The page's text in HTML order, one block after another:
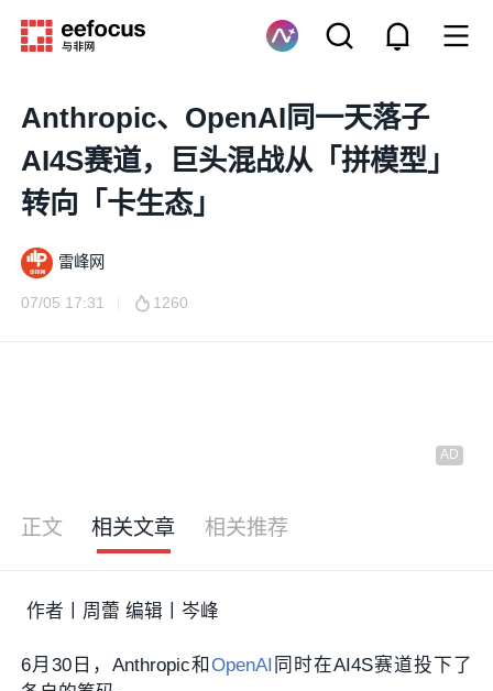
Anthropic、OpenAI同一天落子
AI4S赛道，巨头混战从「拼模型」
转向「卡生态」
雷峰网
07/05 17:31 1260
正文 相关文章 相关推荐
作者丨周蕾 编辑丨岑峰
6月30日，Anthropic和OpenAI 同时在AI4S赛道投下了